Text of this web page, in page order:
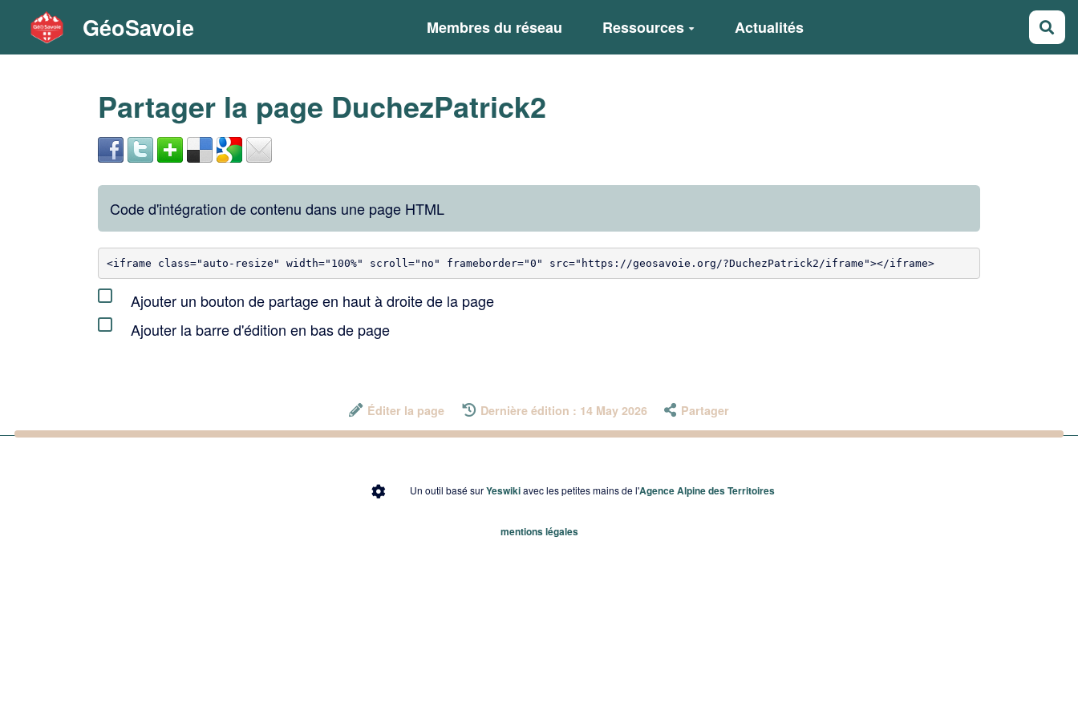
GéoSavoie Membres du réseau Ressources Actualités
Partager la page DuchezPatrick2
Code d'intégration de contenu dans une page HTML
<iframe class="auto-resize" width="100%" scroll="no" frameborder="0" src="https://geosavoie.org/?DuchezPatrick2/iframe"></iframe>
Ajouter un bouton de partage en haut à droite de la page
Ajouter la barre d'édition en bas de page
Éditer la page Dernière édition : 14 May 2026 Partager
Un outil basé surYeswikiavec les petites mains de l'Agence Alpine des Territoires
mentions légales